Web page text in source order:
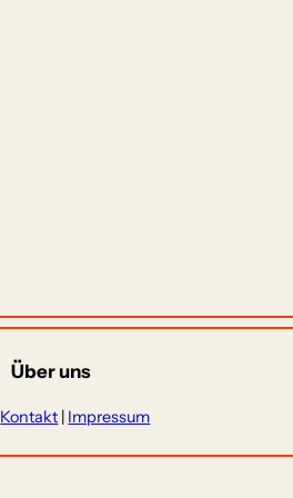
Über uns
Kontakt | Impressum